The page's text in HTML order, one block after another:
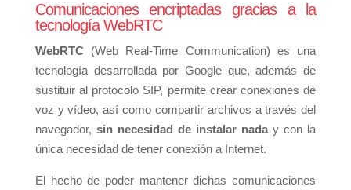
Comunicaciones encriptadas gracias a la
tecnología WebRTC
WebRTC (Web Real-Time Communication) es una
tecnología desarrollada por Google que, además de
sustituir al protocolo SIP, permite crear conexiones de
voz y vídeo, así como compartir archivos a través del
navegador, sin necesidad de instalar nada y con la
única necesidad de tener conexión a Internet.
El hecho de poder mantener dichas comunicaciones